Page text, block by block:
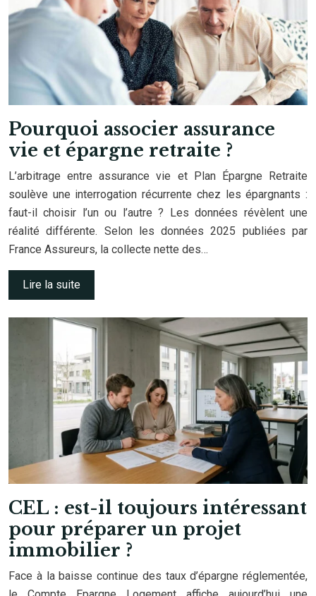
Pourquoi associer assurance
vie et épargne retraite ?
L’arbitrage entre assurance vie et Plan Épargne Retraite
soulève une interrogation récurrente chez les épargnants :
faut-il choisir l’un ou l’autre ? Les données révèlent une
réalité différente. Selon les données 2025 publiées par
France Assureurs, la collecte nette des…
Lire la suite
CEL : est-il toujours intéressant
pour préparer un projet
immobilier ?
Face à la baisse continue des taux d’épargne réglementée,